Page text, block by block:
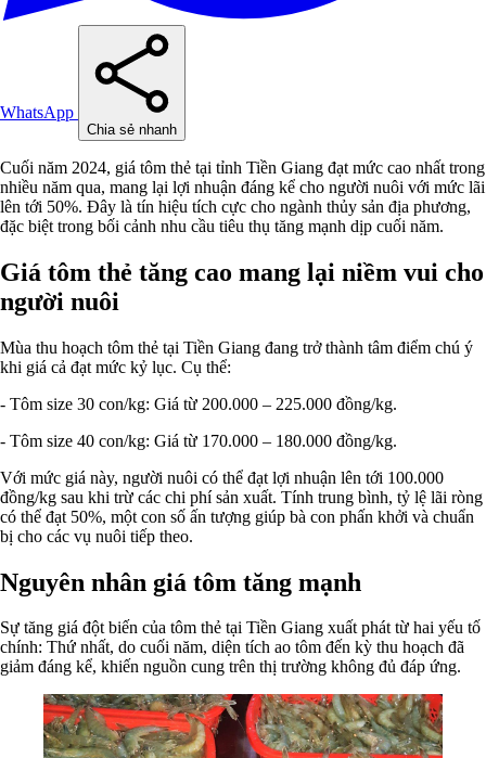
WhatsApp
Chia sẻ nhanh
Cuối năm 2024, giá tôm thẻ tại tỉnh Tiền Giang đạt mức cao nhất trong
nhiều năm qua, mang lại lợi nhuận đáng kể cho người nuôi với mức lãi
lên tới 50%. Đây là tín hiệu tích cực cho ngành thủy sản địa phương,
đặc biệt trong bối cảnh nhu cầu tiêu thụ tăng mạnh dịp cuối năm.
Giá tôm thẻ tăng cao mang lại niềm vui cho
người nuôi
Mùa thu hoạch tôm thẻ tại Tiền Giang đang trở thành tâm điểm chú ý
khi giá cả đạt mức kỷ lục. Cụ thể:
- Tôm size 30 con/kg: Giá từ 200.000 – 225.000 đồng/kg.
- Tôm size 40 con/kg: Giá từ 170.000 – 180.000 đồng/kg.
Với mức giá này, người nuôi có thể đạt lợi nhuận lên tới 100.000
đồng/kg sau khi trừ các chi phí sản xuất. Tính trung bình, tỷ lệ lãi ròng
có thể đạt 50%, một con số ấn tượng giúp bà con phấn khởi và chuẩn
bị cho các vụ nuôi tiếp theo.
Nguyên nhân giá tôm tăng mạnh
Sự tăng giá đột biến của tôm thẻ tại Tiền Giang xuất phát từ hai yếu tố
chính: Thứ nhất, do cuối năm, diện tích ao tôm đến kỳ thu hoạch đã
giảm đáng kể, khiến nguồn cung trên thị trường không đủ đáp ứng.